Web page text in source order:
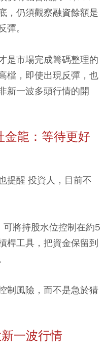
，仍須觀察融資餘額是
。
是市場完成籌碼整理的
檔，即使出現反彈，也
新一波多頭行情的開
金龍：等待更好
提醒 投資人，目前不
將持股水位控制在約5
桿工具，把資金保留到
制風險，而不是急於猜
一波行情